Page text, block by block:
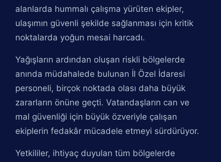
alanlarda hummalı çalışma yürüten ekipler,
ulaşımın güvenli şekilde sağlanması için kritik
noktalarda yoğun mesai harcadı.
Yağışların ardından oluşan riskli bölgelerde
anında müdahalede bulunan İl Özel İdaresi
personeli, birçok noktada olası daha büyük
zararların önüne geçti. Vatandaşların can ve
mal güvenliği için büyük özveriyle çalışan
ekiplerin fedakâr mücadele etmeyi sürdürüyor.
Yetkililer, ihtiyaç duyulan tüm bölgelerde